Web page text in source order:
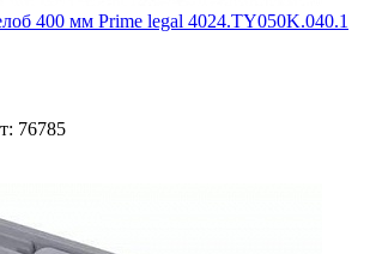
400 мм Prime legal 4024.TY050K.040.1
76785